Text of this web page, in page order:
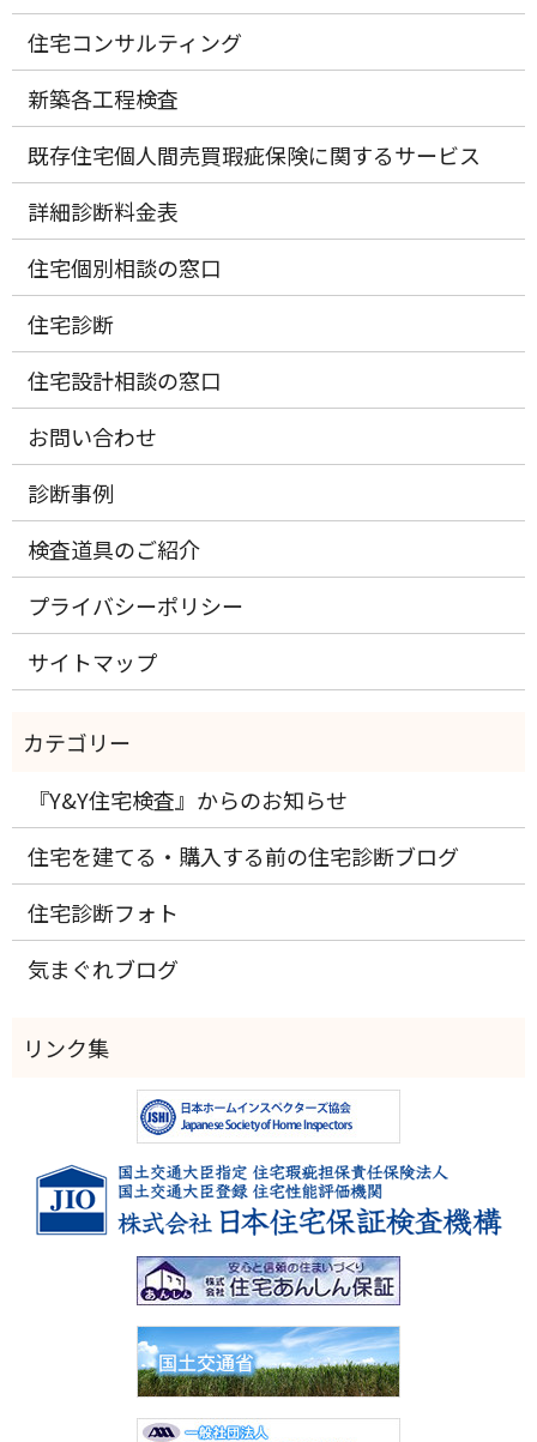
住宅コンサルティング
新築各工程検査
既存住宅個人間売買瑕疵保険に関するサービス
詳細診断料金表
住宅個別相談の窓口
住宅診断
住宅設計相談の窓口
お問い合わせ
診断事例
検査道具のご紹介
プライバシーポリシー
サイトマップ
『Y&Y住宅検査』からのお知らせ
住宅を建てる・購入する前の住宅診断ブログ
住宅診断フォト
気まぐれブログ